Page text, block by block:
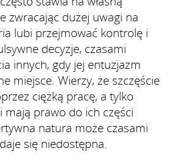
zwracając dużej uwagi na
lubi przejmować kontrolę i
decyzje, czasami
innych, gdy jej entuzjazm
miejsce. Wierzy, że szczęście
ciężką pracę, a tylko
prawo do ich części
natura może czasami
się niedostępna.